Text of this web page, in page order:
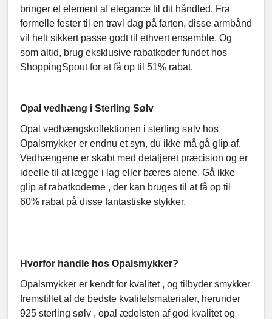
bringer et element af elegance til dit håndled. Fra
formelle fester til en travl dag på farten, disse armbånd
vil helt sikkert passe godt til ethvert ensemble. Og
som altid, brug eksklusive rabatkoder fundet hos
ShoppingSpout for at få op til 51% rabat.
Opal vedhæng i Sterling Sølv
Opal vedhængskollektionen i sterling sølv hos
Opalsmykker er endnu et syn, du ikke må gå glip af.
Vedhængene er skabt med detaljeret præcision og er
ideelle til at lægge i lag eller bæres alene. Gå ikke
glip af rabatkoderne , der kan bruges til at få op til
60% rabat på disse fantastiske stykker.
Hvorfor handle hos Opalsmykker?
Opalsmykker er kendt for kvalitet , og tilbyder smykker
fremstillet af de bedste kvalitetsmaterialer, herunder
925 sterling sølv , opal ædelsten af ​​god kvalitet og